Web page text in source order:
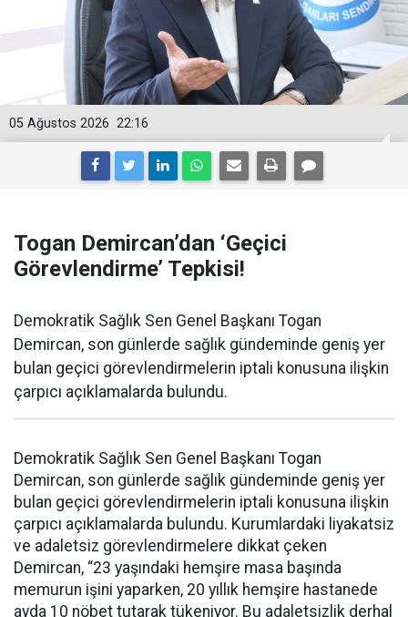
22:16
05 Ağustos 2026
Togan Demircan’dan ‘Geçici
Görevlendirme’ Tepkisi!
Demokratik Sağlık Sen Genel Başkanı Togan
Demircan, son günlerde sağlık gündeminde geniş yer
bulan geçici görevlendirmelerin iptali konusuna ilişkin
çarpıcı açıklamalarda bulundu.
Demokratik Sağlık Sen Genel Başkanı Togan
Demircan, son günlerde sağlık gündeminde geniş yer
bulan geçici görevlendirmelerin iptali konusuna ilişkin
çarpıcı açıklamalarda bulundu. Kurumlardaki liyakatsiz
ve adaletsiz görevlendirmelere dikkat çeken
Demircan, “23 yaşındaki hemşire masa başında
memurun işini yaparken, 20 yıllık hemşire hastanede
ayda 10 nöbet tutarak tükeniyor. Bu adaletsizlik derhal